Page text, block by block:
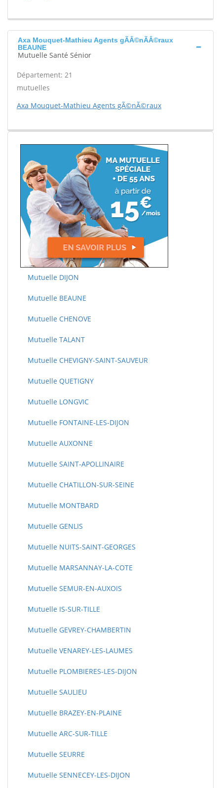
Axa Mouquet-Mathieu Agents gÃÂ©nÃÂ©raux
BEAUNE
Mutuelle Santé Sénior
Département: 21
mutuelles
Axa Mouquet-Mathieu Agents gÃ©nÃ©raux
Mutuelle DIJON
Mutuelle BEAUNE
Mutuelle CHENOVE
Mutuelle TALANT
Mutuelle CHEVIGNY-SAINT-SAUVEUR
Mutuelle QUETIGNY
Mutuelle LONGVIC
Mutuelle FONTAINE-LES-DIJON
Mutuelle AUXONNE
Mutuelle SAINT-APOLLINAIRE
Mutuelle CHATILLON-SUR-SEINE
Mutuelle MONTBARD
Mutuelle GENLIS
Mutuelle NUITS-SAINT-GEORGES
Mutuelle MARSANNAY-LA-COTE
Mutuelle SEMUR-EN-AUXOIS
Mutuelle IS-SUR-TILLE
Mutuelle GEVREY-CHAMBERTIN
Mutuelle VENAREY-LES-LAUMES
Mutuelle PLOMBIERES-LES-DIJON
Mutuelle SAULIEU
Mutuelle BRAZEY-EN-PLAINE
Mutuelle ARC-SUR-TILLE
Mutuelle SEURRE
Mutuelle SENNECEY-LES-DIJON